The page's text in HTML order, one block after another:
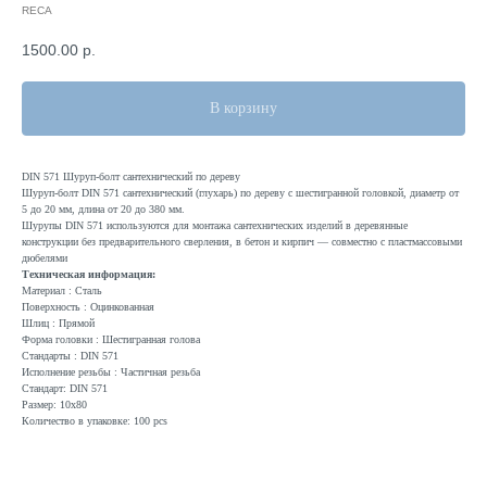
RECA
1500.00 р.
В корзину
DIN 571 Шуруп-болт сантехнический по дереву
Шуруп-болт DIN 571 сантехнический (глухарь) по дереву с шестигранной головкой, диаметр от
5 до 20 мм, длина от 20 до 380 мм.
Шурупы DIN 571 используются для монтажа сантехнических изделий в деревянные
конструкции без предварительного сверления, в бетон и кирпич — совместно с пластмассовыми
дюбелями
Техническая информация:
Материал : Сталь
Поверхность : Оцинкованная
Шлиц : Прямой
Форма головки : Шестигранная голова
Стандарты : DIN 571
Исполнение резьбы : Частичная резьба
Стандарт: DIN 571
Размер: 10x80
Количество в упаковке: 100 pcs